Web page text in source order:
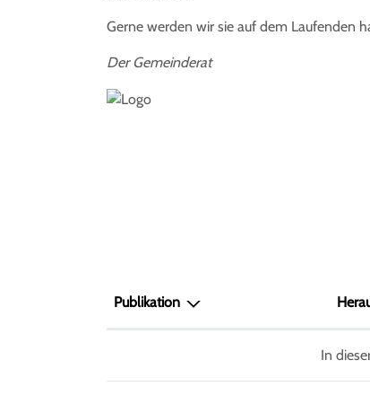
Gerne werden wir sie auf dem Laufenden
Der Gemeinderat
Publikation
In